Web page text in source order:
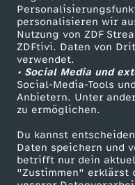
personalisieren wir
Nutzung von ZDF
ZDFtivi. Daten von
verwendet.
• Social Media und
Social-Media-Tools
Anbietern. Unter
zu ermöglichen.
Du kannst
Daten speichern und
betrifft nur dein
"Zustimmen" erklärst
g
z
u
m
ö
TV-Programm
ZDF Unternehmen
Karriere
ZDF goes Schule
Werbefernsehen